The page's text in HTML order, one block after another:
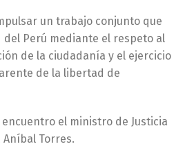
un trabajo conjunto que
Perú mediante el respeto al
de la ciudadanía y el ejercicio
de la libertad de
el ministro de Justicia
Aníbal Torres.